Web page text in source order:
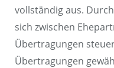
vollständig aus.
sich zwischen
Übertragungen
Übertragungen